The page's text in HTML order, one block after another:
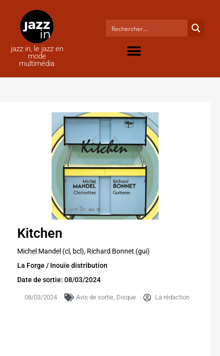
jazz in, le jazz en
mode
multimédia
Kitchen
Michel Mandel (cl, bcl), Richard Bonnet (gui)
La Forge / Inouïe distribution
Date de sortie: 08/03/2024
08/03/2024 Avis de sortie, Disque La rédaction